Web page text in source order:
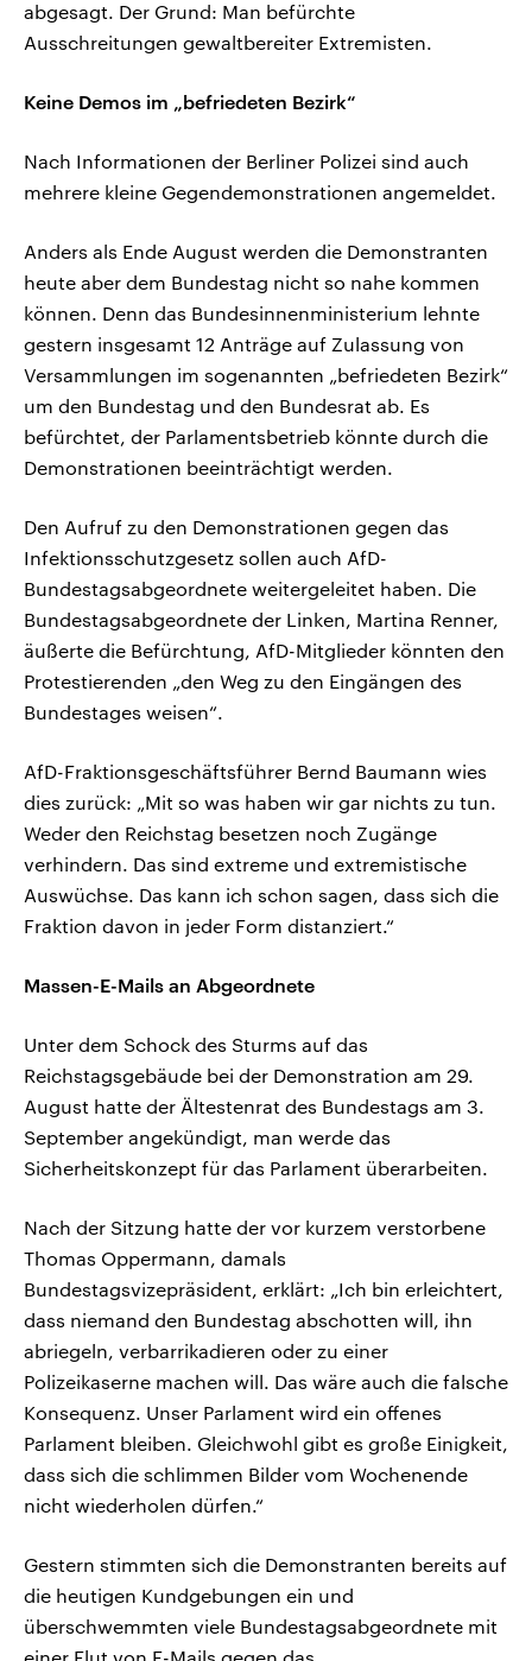
abgesagt. Der Grund: Man befürchte
Ausschreitungen gewaltbereiter Extremisten.
Keine Demos im „befriedeten Bezirk“
Nach Informationen der Berliner Polizei sind auch
mehrere kleine Gegendemonstrationen angemeldet.
Anders als Ende August werden die Demonstranten
heute aber dem Bundestag nicht so nahe kommen
können. Denn das Bundesinnenministerium lehnte
gestern insgesamt 12 Anträge auf Zulassung von
Versammlungen im sogenannten „befriedeten Bezirk“
um den Bundestag und den Bundesrat ab. Es
befürchtet, der Parlamentsbetrieb könnte durch die
Demonstrationen beeinträchtigt werden.
Den Aufruf zu den Demonstrationen gegen das
Infektionsschutzgesetz sollen auch AfD-
Bundestagsabgeordnete weitergeleitet haben. Die
Bundestagsabgeordnete der Linken, Martina Renner,
äußerte die Befürchtung, AfD-Mitglieder könnten den
Protestierenden „den Weg zu den Eingängen des
Bundestages weisen“.
AfD-Fraktionsgeschäftsführer Bernd Baumann wies
dies zurück: „Mit so was haben wir gar nichts zu tun.
Weder den Reichstag besetzen noch Zugänge
verhindern. Das sind extreme und extremistische
Auswüchse. Das kann ich schon sagen, dass sich die
Fraktion davon in jeder Form distanziert.“
Massen-E-Mails an Abgeordnete
Unter dem Schock des Sturms auf das
Reichstagsgebäude bei der Demonstration am 29.
August hatte der Ältestenrat des Bundestags am 3.
September angekündigt, man werde das
Sicherheitskonzept für das Parlament überarbeiten.
Nach der Sitzung hatte der vor kurzem verstorbene
Thomas Oppermann, damals
Bundestagsvizepräsident, erklärt: „Ich bin erleichtert,
dass niemand den Bundestag abschotten will, ihn
abriegeln, verbarrikadieren oder zu einer
Polizeikaserne machen will. Das wäre auch die falsche
Konsequenz. Unser Parlament wird ein offenes
Parlament bleiben. Gleichwohl gibt es große Einigkeit,
dass sich die schlimmen Bilder vom Wochenende
nicht wiederholen dürfen.“
Gestern stimmten sich die Demonstranten bereits auf
die heutigen Kundgebungen ein und
überschwemmten viele Bundestagsabgeordnete mit